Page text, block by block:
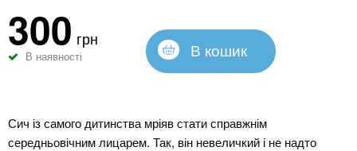
300 грн
В наявності В кошик
Сич із самого дитинства мріяв стати справжнім
середньовічним лицарем. Так, він невеличкий і не надто